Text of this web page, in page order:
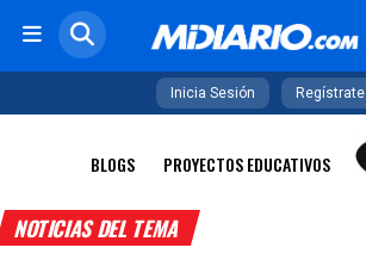
Inicia Sesión Regístrate
BLOGS PROYECTOS EDUCATIVOS
NOTICIAS DEL TEMA